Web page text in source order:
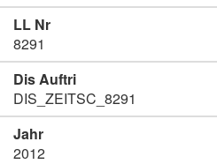
LL Nr
8291
Dis Auftri
DIS_ZEITSC_8291
Jahr
2012